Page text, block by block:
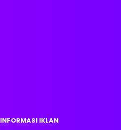
INFORMASI IKLAN